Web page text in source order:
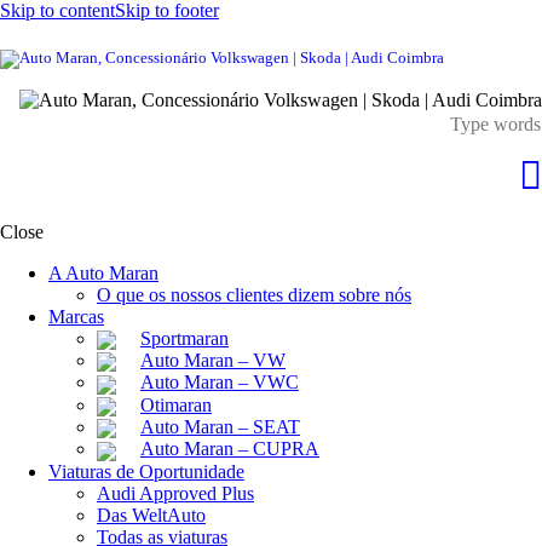
Skip to contentSkip to footer
Close
A Auto Maran
O que os nossos clientes dizem sobre nós
Marcas
Sportmaran
Auto Maran – VW
Auto Maran – VWC
Otimaran
Auto Maran – SEAT
Auto Maran – CUPRA
Viaturas de Oportunidade
Audi Approved Plus
Das WeltAuto
Todas as viaturas